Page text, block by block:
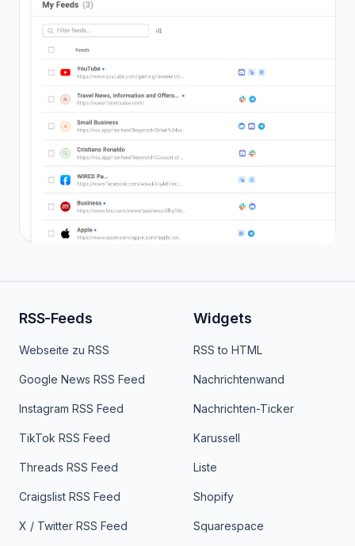
RSS-Feeds
Webseite zu RSS
Google News RSS Feed
Instagram RSS Feed
TikTok RSS Feed
Threads RSS Feed
Craigslist RSS Feed
X / Twitter RSS Feed
Widgets
RSS to HTML
Nachrichtenwand
Nachrichten-Ticker
Karussell
Liste
Shopify
Squarespace